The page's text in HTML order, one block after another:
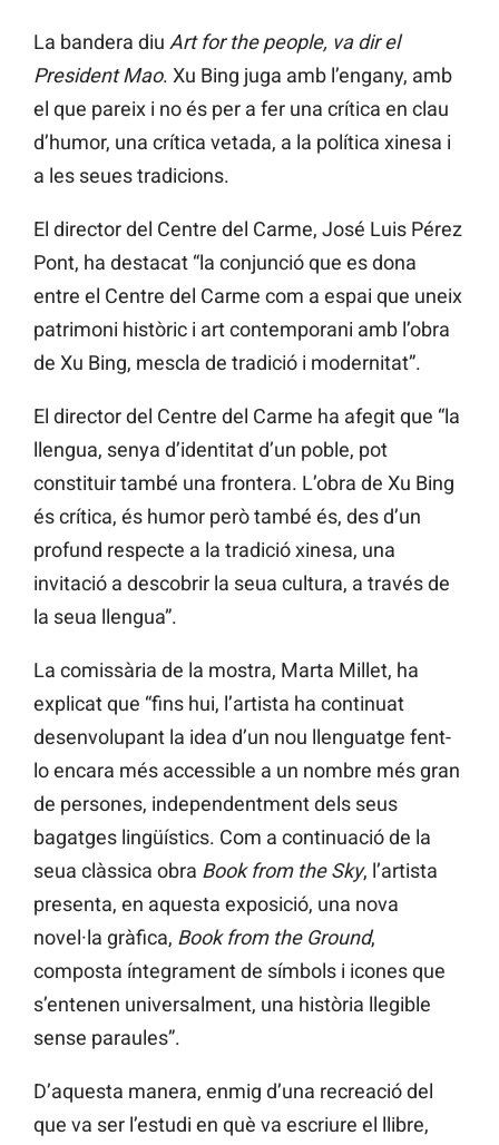
La bandera diu Art for the people, va dir el
President Mao. Xu Bing juga amb l’engany, amb
el que pareix i no és per a fer una crítica en clau
d’humor, una crítica vetada, a la política xinesa i
a les seues tradicions.
El director del Centre del Carme, José Luis Pérez
Pont, ha destacat “la conjunció que es dona
entre el Centre del Carme com a espai que uneix
patrimoni històric i art contemporani amb l’obra
de Xu Bing, mescla de tradició i modernitat”.
El director del Centre del Carme ha afegit que “la
llengua, senya d’identitat d’un poble, pot
constituir també una frontera. L’obra de Xu Bing
és crítica, és humor però també és, des d’un
profund respecte a la tradició xinesa, una
invitació a descobrir la seua cultura, a través de
la seua llengua”.
La comissària de la mostra, Marta Millet, ha
explicat que “fins hui, l’artista ha continuat
desenvolupant la idea d’un nou llenguatge fent-
lo encara més accessible a un nombre més gran
de persones, independentment dels seus
bagatges lingüístics. Com a continuació de la
seua clàssica obra Book from the Sky, l’artista
presenta, en aquesta exposició, una nova
novel·la gràfica, Book from the Ground,
composta íntegrament de símbols i icones que
s’entenen universalment, una història llegible
sense paraules”.
D’aquesta manera, enmig d’una recreació del
que va ser l’estudi en què va escriure el llibre,